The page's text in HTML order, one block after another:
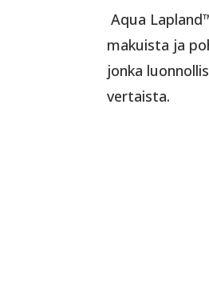
Aqua
makuista ja
jonka
vertaista.